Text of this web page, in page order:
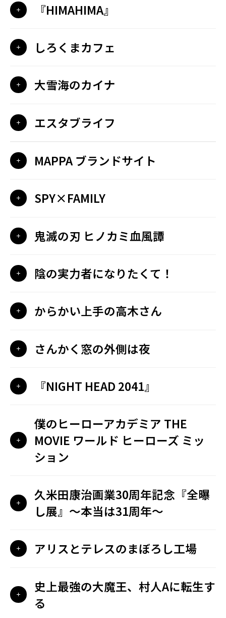
『HIMAHIMA』
しろくまカフェ
大雪海のカイナ
エスタブライフ
MAPPA ブランドサイト
SPY×FAMILY
鬼滅の刃 ヒノカミ血風譚
陰の実力者になりたくて！
からかい上手の高木さん
さんかく窓の外側は夜
『NIGHT HEAD 2041』
僕のヒーローアカデミア THE
MOVIE ワールド ヒーローズ ミッ
ション
久米田康治画業30周年記念『全曝
し展』〜本当は31周年〜
アリスとテレスのまぼろし工場
史上最強の大魔王、村人Aに転生す
る